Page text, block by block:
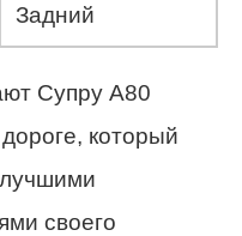
Задний
Супру A80
который
своего